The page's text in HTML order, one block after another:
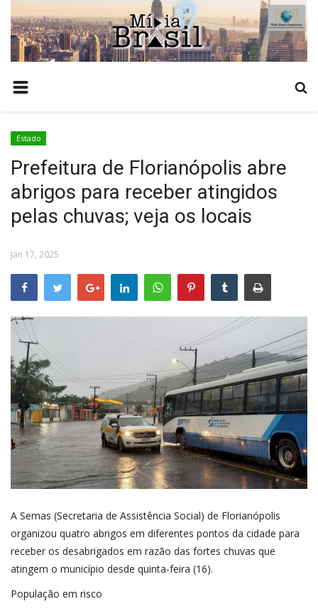
HOME
COMO ANUNCIAR
NOTÍCIAS
POLÍCIA
ESTADO
POLÍTICA
BRASIL
ECONOMIA
SAÚDE
ESPORTE
Estado
Prefeitura de Florianópolis abre
abrigos para receber atingidos
pelas chuvas; veja os locais
Jan 17, 2025
A Semas (Secretaria de Assistência Social) de Florianópolis
organizou quatro abrigos em diferentes pontos da cidade para
receber os desabrigados em razão das fortes chuvas que
atingem o município desde quinta-feira (16).
População em risco